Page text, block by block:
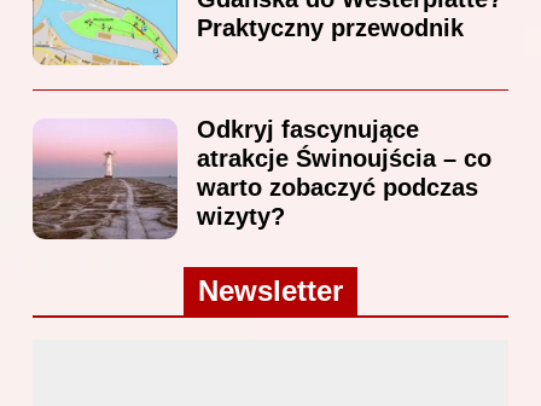
Praktyczny przewodnik
Odkryj fascynujące
atrakcje Świnoujścia – co
warto zobaczyć podczas
wizyty?
Newsletter